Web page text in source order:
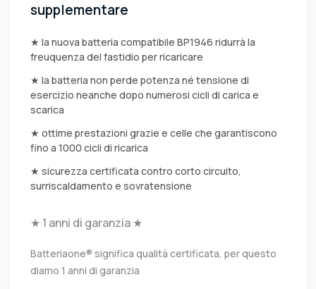
supplementare
★ la nuova batteria compatibile BP1946 ridurrà la
freuquenza del fastidio per ricaricare
★ la batteria non perde potenza né tensione di
esercizio neanche dopo numerosi cicli di carica e
scarica
★ ottime prestazioni grazie e celle che garantiscono
fino a 1000 cicli di ricarica
★ sicurezza certificata contro corto circuito,
surriscaldamento e sovratensione
★ 1 anni di garanzia ★
Batteriaone® significa qualità certificata, per questo
diamo 1 anni di garanzia